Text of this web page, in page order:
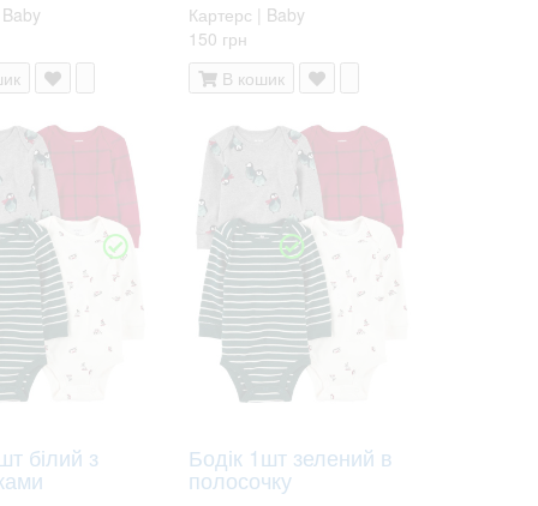
Картерс | Baby
150 грн
В кошик
білий з Бодік 1шт зелений в
полосочку